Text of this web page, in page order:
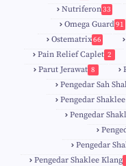
Nutriferon33
Omega Guard91
Ostematrix66
Pain Relief Caplet 2
Parut Jerawat 8
Pengedar Sah
Pengedar
Pengedar
Pengedar
Pengedar Shaklee Klang